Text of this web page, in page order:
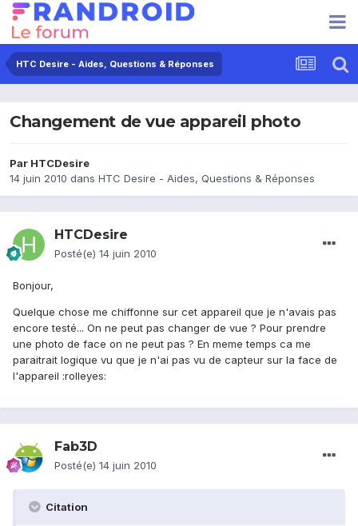
HTC Desire - Aides, Questions & Réponses
Changement de vue appareil photo
Par HTCDesire
14 juin 2010 dans HTC Desire - Aides, Questions & Réponses
HTCDesire
Posté(e) 14 juin 2010
Bonjour,
Quelque chose me chiffonne sur cet appareil que je n'avais pas
encore testé... On ne peut pas changer de vue ? Pour prendre
une photo de face on ne peut pas ? En meme temps ca me
paraitrait logique vu que je n'ai pas vu de capteur sur la face de
l'appareil :rolleyes:
Fab3D
Posté(e) 14 juin 2010
Citation